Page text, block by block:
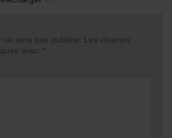
sera pas publiée.
Les champs
avec *